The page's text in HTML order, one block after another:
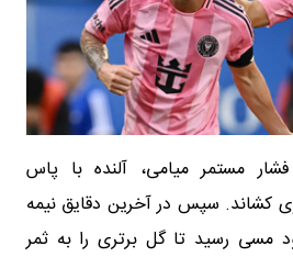
پس از فشار مستمر میامی، آلنده با پاس
کشاند. سپس در آخرین دقایق نیمه
مسی رسید تا گل برتری را به ثمر